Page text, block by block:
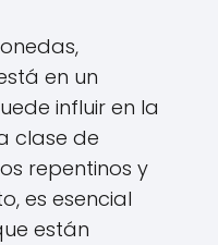
en un
influir en la
clase de
repentinos y
es esencial
están